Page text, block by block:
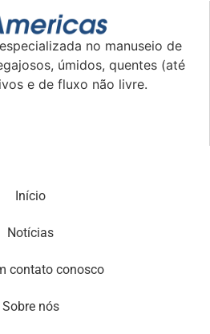
no manuseio de
úmidos, quentes (até
e de fluxo não livre.
Início
Notícias
contato conosco
Sobre nós